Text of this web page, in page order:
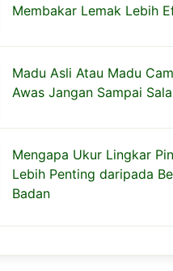
Membakar Lemak Lebih
Madu Asli Atau Madu
Awas Jangan Sampai
Mengapa Ukur Lingkar
Lebih Penting daripada
Badan